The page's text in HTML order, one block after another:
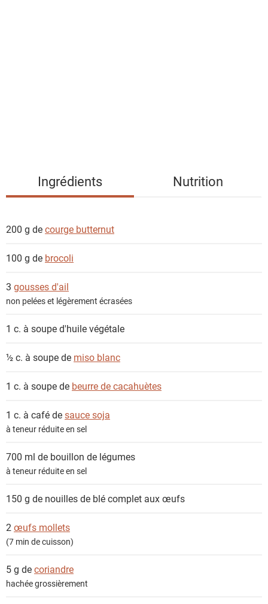
i
t
s
Ingrédients Nutrition
200 g decourge butternut
100 g de brocoli
3 gousses d'ail
non pelées et légèrement écrasées
1 c. à souped'huile végétale
½ c. à soupe de miso blanc
1 c. à soupe de beurre de cacahuètes
1 c. à café desauce soja
à teneur réduite en sel
700 ml de bouillon de légumes
à teneur réduite en sel
150 g de nouilles de blé complet aux œufs
2 œufs mollets
(7 min de cuisson)
5 g decoriandre
hachée grossièrement